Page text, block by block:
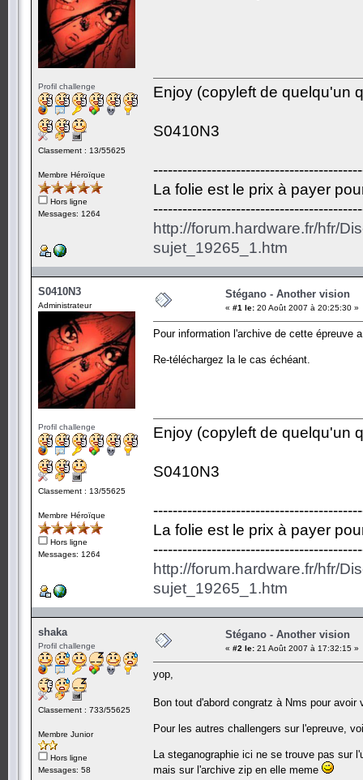
Profil challenge
Classement : 13/55625
Membre Héroïque
Hors ligne
Messages: 1264
Enjoy (copyleft de quelqu'un
S0410N3
La folie est le prix à payer
http://forum.hardware.fr/hfr/
sujet_19265_1.htm
S0410N3
Administrateur
Profil challenge
Classement : 13/55625
Membre Héroïque
Hors ligne
Messages: 1264
Stégano - Another vision
« #1 le: 20 Août 2007 à 20:25:30 »
Pour information l'archive de cette épreuve
Re-téléchargez la le cas échéant.
Enjoy (copyleft de quelqu'un
S0410N3
La folie est le prix à payer
http://forum.hardware.fr/hfr/
sujet_19265_1.htm
shaka
Profil challenge
Classement : 733/55625
Membre Junior
Hors ligne
Messages: 58
Stégano - Another vision
« #2 le: 21 Août 2007 à 17:32:15 »
yop,
Bon tout d'abord congratz à Nms pour avoir
Pour les autres challengers sur l'epreuve,
La steganographie ici ne se trouve pas sur
mais sur l'archive zip en elle meme